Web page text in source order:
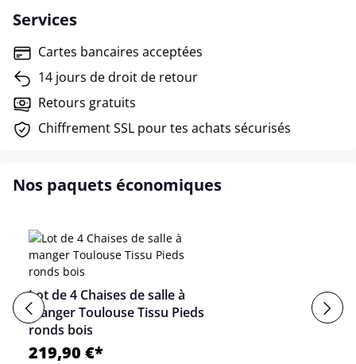
Services
Cartes bancaires acceptées
14 jours de droit de retour
Retours gratuits
Chiffrement SSL pour tes achats sécurisés
Nos paquets économiques
Lot de 4 Chaises de salle à
manger Toulouse Tissu Pieds
ronds bois
219,90 €*